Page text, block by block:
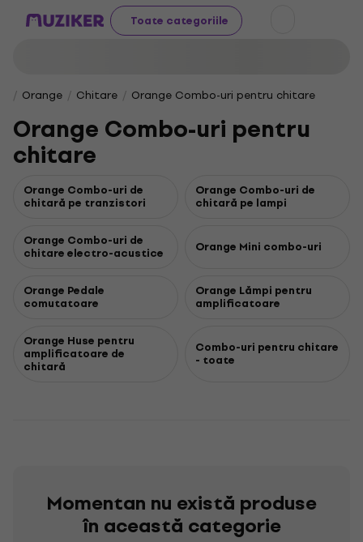
Toate categoriile
Orange Chitare Orange Combo-uri pentru chitare
Orange Combo-uri pentru
chitare
Orange Combo-uri de
chitară pe tranzistori
Orange Combo-uri de
chitară pe lampi
Orange Combo-uri de
chitare electro-acustice Orange Mini combo-uri
Orange Pedale
comutatoare
Orange Lămpi pentru
amplificatoare
Orange Huse pentru
amplificatoare de
chitară
Combo-uri pentru chitare
- toate
Momentan nu există produse
în această categorie